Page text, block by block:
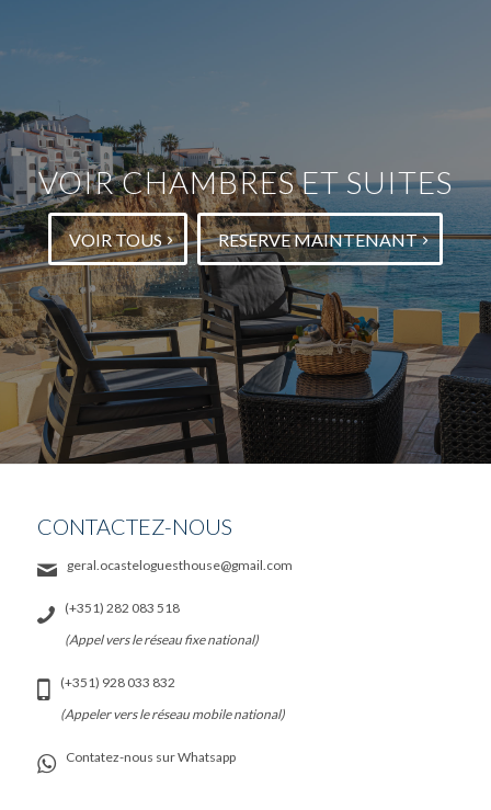
VOIR CHAMBRES ET SUITES
VOIR TOUS RESERVE MAINTENANT
CONTACTEZ-NOUS
geral.ocasteloguesthouse@gmail.com
(+351) 282 083 518
(Appel vers le réseau fixe national)
(+351) 928 033 832
(Appeler vers le réseau mobile national)
Contatez-nous sur Whatsapp